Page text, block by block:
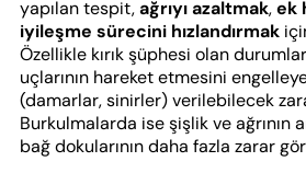
yapılan tespit,ağrıyı azaltmak,ek
iyileşme sürecini hızlandırmak
Özellikle kırık şüphesi olan
uçlarının hareket etmesini
(damarlar, sinirler) verilebilecek
Burkulmalarda ise şişlik ve ağrının
bağ dokularının daha fazla zarar